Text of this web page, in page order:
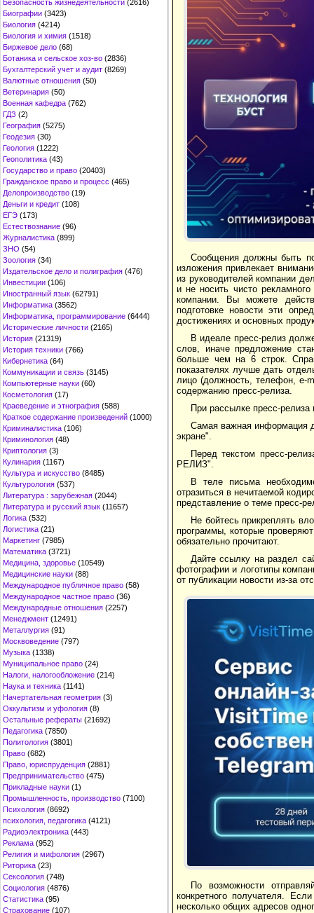
Безопасность жизнедеятельности (2616)
Биографии (3423)
Биология (4214)
Биология и химия (1518)
Биржевое дело (68)
Ботаника и сельское хоз-во (2836)
Бухгалтерский учет и аудит (8269)
Валютные отношения (50)
Ветеринария (50)
Военная кафедра (762)
ГДЗ (2)
География (5275)
Геодезия (30)
Геология (1222)
Геополитика (43)
Государство и право (20403)
Гражданское право и процесс (465)
Делопроизводство (19)
Деньги и кредит (108)
ЕГЭ (173)
Естествознание (96)
Журналистика (899)
ЗНО (54)
Зоология (34)
Издательское дело и полиграфия (476)
Инвестиции (106)
Иностранный язык (62791)
Информатика (3562)
Информатика, программирование (6444)
Исторические личности (2165)
История (21319)
История техники (766)
Кибернетика (64)
Коммуникации и связь (3145)
Компьютерные науки (60)
Косметология (17)
Краеведение и этнография (588)
Краткое содержание произведений (1000)
Криминалистика (106)
Криминология (48)
Криптология (3)
Кулинария (1167)
Культура и искусство (8485)
Культурология (537)
Литература : зарубежная (2044)
Литература и русский язык (11657)
Логика (532)
Логистика (21)
Маркетинг (7985)
Математика (3721)
Медицина, здоровье (10549)
Медицинские науки (88)
Международное публичное право (58)
Международное частное право (36)
Международные отношения (2257)
Менеджмент (12491)
Металлургия (91)
Москвоведение (797)
Музыка (1338)
Муниципальное право (24)
Налоги, налогообложение (214)
Наука и техника (1141)
Начертательная геометрия (3)
Оккультизм и уфология (8)
Остальные рефераты (21692)
Педагогика (7850)
Политология (3801)
Право (682)
Право, юриспруденция (2881)
Предпринимательство (475)
Прикладные науки (1)
Промышленность, производство (7100)
Психология (8692)
психология, педагогика (4121)
Радиоэлектроника (443)
Реклама (952)
Религия и мифология (2967)
Риторика (23)
Сексология (748)
Социология (4876)
Статистика (95)
Страхование (107)
Сообщения должны быть
изложения привлекает
из руководителей компании
и не носить чисто
компании. Вы можете
подготовке новости эти
достижениях и основных
В идеале пресс-релиз
слов, иначе предложение
больше чем на 6 строк.
показателях лучше дать
лицо (должность, телефон, e-
содержанию пресс-релиза.
При рассылке пресс-
Самая важная информация
экране".
Перед текстом пресс-
РЕЛИЗ".
В теле письма
отразиться в нечитаемой
представление о теме пресс-
Не бойтесь прикреплять
программы, которые
обязательно прочитают.
Дайте ссылку на раздел
фотографии и логотипы
от публикации новости из-за
По возможности
конкретного получателя.
несколько общих адресов